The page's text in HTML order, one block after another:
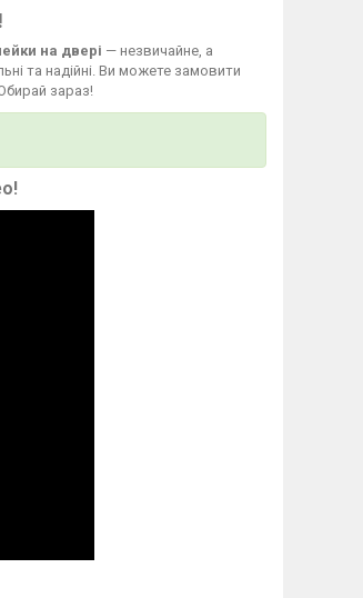
на двері — незвичайне, а
та надійні. Ви можете замовити
зараз!
!